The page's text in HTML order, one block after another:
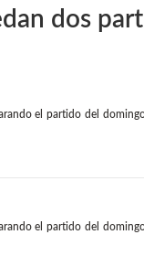
dos
el partido del
el partido del